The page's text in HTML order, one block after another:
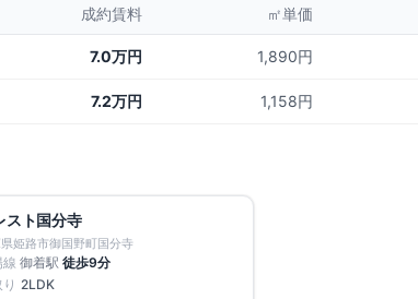
成約賃料 ㎡単価
7.0万円 1,890円
7.2万円 1,158円
手数料無料
スト国分寺
姫路市御国野町国分寺
線 御着駅 徒歩9分
2LDK